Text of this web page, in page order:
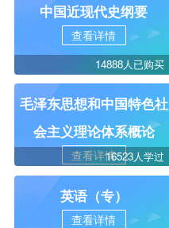
中国近现代史纲要
查看详情
14888人已购买
毛泽东思想和中国特色社
会主义理论体系概论
查看详情16523人学过
英语（专）
查看详情